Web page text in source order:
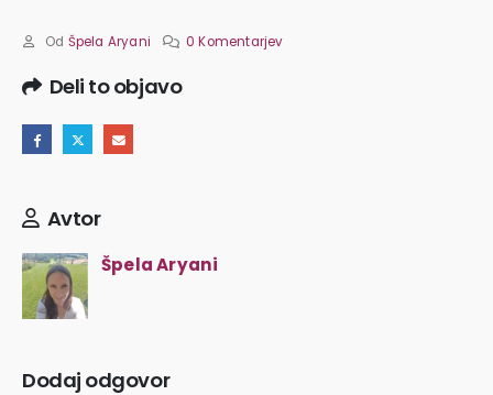
Od Špela Aryani 0 Komentarjev
Deli to objavo
Avtor
Špela Aryani
Dodaj odgovor